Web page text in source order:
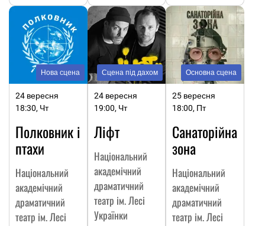
Нова сцена
24 вересня
18:30, Чт
Полковник і
птахи
Національний
академічний
драматичний
театр ім. Лесі
Сцена під дахом
24 вересня
19:00, Чт
Ліфт
Національний
академічний
драматичний
театр ім. Лесі
Українки
Основна сцена
25 вересня
18:00, Пт
Санаторійна
зона
Національний
академічний
драматичний
театр ім. Лесі